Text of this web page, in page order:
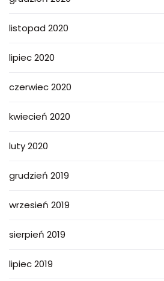
listopad 2020
lipiec 2020
czerwiec 2020
kwiecień 2020
luty 2020
grudzień 2019
wrzesień 2019
sierpień 2019
lipiec 2019